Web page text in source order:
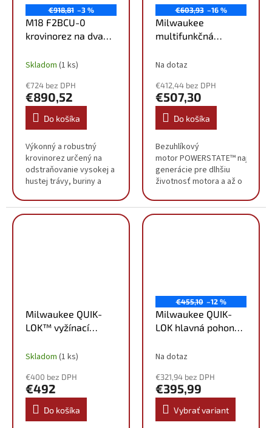
€918,81 –3 %
M18 F2BCU-0
krovinorez na dva
4933480859
Skladom (1 ks)
€724 bez DPH
€890,52
Do košíka
Výkonný a robustný
krovinorez určený na
odstraňovanie vysokej a
hustej trávy, buriny a
Technológia M18
FUEL umožňuje náradiu
€603,93 –16 %
Milwaukee
multifunkčná
generácie QUIK-
M18FOPHLTKIT2-0
4933492663
Na dotaz
€412,44 bez DPH
€507,30
Do košíka
Bezuhlíkový
motor POWERSTATE™ najnovšej
generácie pre dlhšiu
životnosť motora a až o
predchádzajúci model.
Inteligentný
Milwaukee QUIK-
LOK™ vyžínací
4932492669
Skladom (1 ks)
€400 bez DPH
€492
Do košíka
€455,10 –12 %
Milwaukee QUIK-
LOK hlavná pohonná
FOPH2-0
Na dotaz
€321,94 bez DPH
€395,99
Vybrať variant